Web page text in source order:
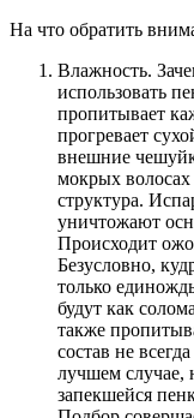
На что обратить
Влажность.
использовать
пропитывает
прогревает
внешние
мокрых волосах
структура.
уничтожают
Происходит
Безусловно,
только
будут как
также
состав не
лучшем случае,
запекшейся